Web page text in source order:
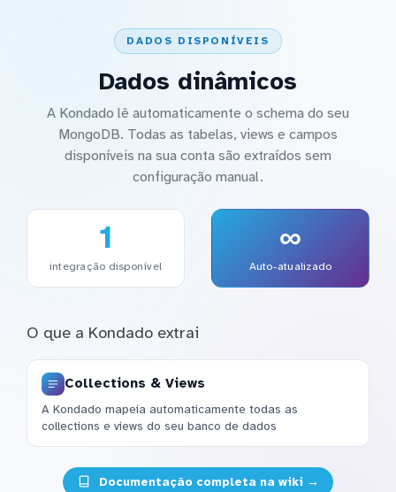
DADOS DISPONÍVEIS
Dados dinâmicos
A Kondado lê automaticamente o schema do seu
MongoDB. Todas as tabelas, views e campos
disponíveis na sua conta são extraídos sem
configuração manual.
1
integração disponível
∞
Auto-atualizado
O que a Kondado extrai
Collections & Views
A Kondado mapeia automaticamente todas as
collections e views do seu banco de dados
Documentação completa na wiki →